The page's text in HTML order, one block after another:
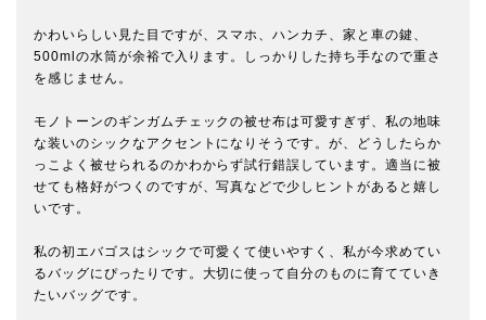
かわいらしい見た目ですが、スマホ、ハンカチ、家と車の鍵、
500mlの水筒が余裕で入ります。しっかりした持ち手なので重さ
を感じません。
モノトーンのギンガムチェックの被せ布は可愛すぎず、私の地味
な装いのシックなアクセントになりそうです。が、どうしたらか
っこよく被せられるのかわからず試行錯誤しています。適当に被
せても格好がつくのですが、写真などで少しヒントがあると嬉し
いです。
私の初エバゴスはシックで可愛くて使いやすく、私が今求めてい
るバッグにぴったりです。大切に使って自分のものに育てていき
たいバッグです。